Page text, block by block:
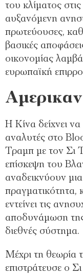
του κλίµατος
αυξανόµενη
πρωτεύουσες,
βασικές
οικονοµίας
ευρωπαϊκή
Η Κίνα δείχνει να
αναλυτές στο
Τραµπ µε τον Σι
επίσκεψη του
αναδεικνύουν
εντείνει τις
αποδυνάµωση της
διεθνές σύστηµα.
Μέχρι τη θεωρία
επιστράτευσε ο